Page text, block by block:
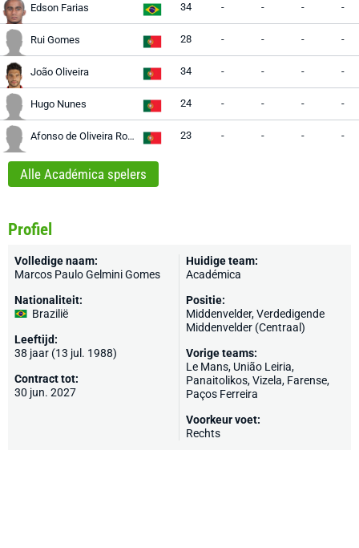
Edson Farias 34 - - - -
Rui Gomes 28 - - - -
João Oliveira 34 - - - -
Hugo Nunes 24 - - - -
Afonso de Oliveira Rodrigues 23 - - - -
Alle Académica spelers
Profiel
Volledige naam:
Marcos Paulo Gelmini Gomes
Nationaliteit:
Brazilië
Leeftijd:
38 jaar (13 jul. 1988)
Contract tot:
30 jun. 2027
Huidige team:
Académica
Positie:
Middenvelder, Verdedigende
Middenvelder (Centraal)
Vorige teams:
Le Mans, União Leiria,
Panaitolikos,Vizela, Farense,
Paços Ferreira
Voorkeur voet:
Rechts